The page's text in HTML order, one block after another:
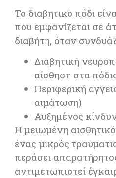
Το διαβητικό πόδι
που εμφανίζεται σε
διαβήτη, όταν
Διαβητική
αίσθηση στα
Περιφερική
αιμάτωση)
Αυξημένος
Η μειωμένη
ένας μικρός
περάσει
αντιμετωπιστεί